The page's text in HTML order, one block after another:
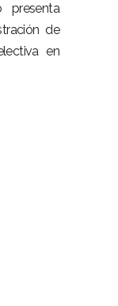
presenta
de
en